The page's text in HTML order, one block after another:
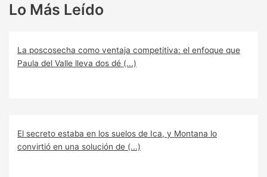
Lo Más Leído
La poscosecha como ventaja competitiva: el enfoque que
Paula del Valle lleva dos dé (...)
El secreto estaba en los suelos de Ica, y Montana lo
convirtió en una solución de (...)